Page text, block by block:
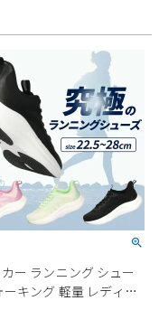
ー ランニング シュー
ーキング 軽量 レディー